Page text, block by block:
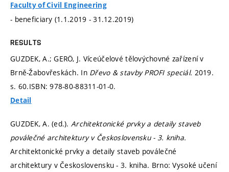
Faculty of Civil Engineering
- beneficiary (1.1.2019 - 31.12.2019)
RESULTS
GUZDEK, A.; GERÖ, J. Víceúčelové tělovýchovné zařízení v
Brně-Žabovřeskách. In Dřevo & stavby PROFI speciál. 2019.
s. 60.ISBN: 978-80-88311-01-0.
Detail
GUZDEK, A. (ed.).Architektonické prvky a detaily staveb
poválečné architektury v Československu - 3. kniha.
Architektonické prvky a detaily staveb poválečné
architektury v Československu - 3. kniha. Brno: Vysoké učení